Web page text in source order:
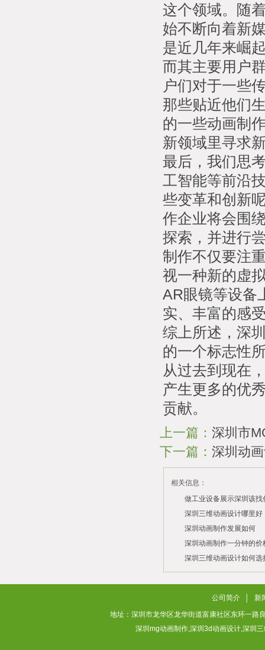
这个领域。随
始不断向着新
是近几年来崛
而其主要用户
户们对于一些
那些贴近他们
的一些动画制
新领域里寻求
最后，我们思
工智能等前沿
些变革和创新
作企业将会围
探索，并进行
制作不仅要注
视一种新的虚
AR眼镜等设备
实、丰富的感
综上所述，深
的一个标志性
从过去到现在
产生更多的优
贡献。
上一篇： 深圳市
下一篇： 深圳动
相关信息：
做工业设备展示深圳该
司？
2026/07/21
深圳三维动画设计哪里好
2026/03/10
深圳动画制作发展如何
2026/03/03
深圳动画制作一分钟的价
2026/02/28
深圳三维动画设计如何选
2026/02/02
公司简介
新
地址：深圳市龙华区龙华街道富康社区东环一
深圳mg动画制作,深圳3d动画设计,深圳